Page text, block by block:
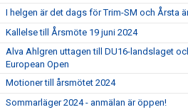
I helgen är det dags för Trim-SM och Årsta
Kallelse till Årsmöte 19 juni 2024
Alva Ahlgren uttagen till DU16-landslaget
European Open
Motioner till årsmötet 2024
Sommarläger 2024 - anmälan är öppen!